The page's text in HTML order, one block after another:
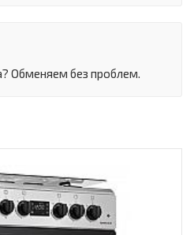
Обменяем без проблем.